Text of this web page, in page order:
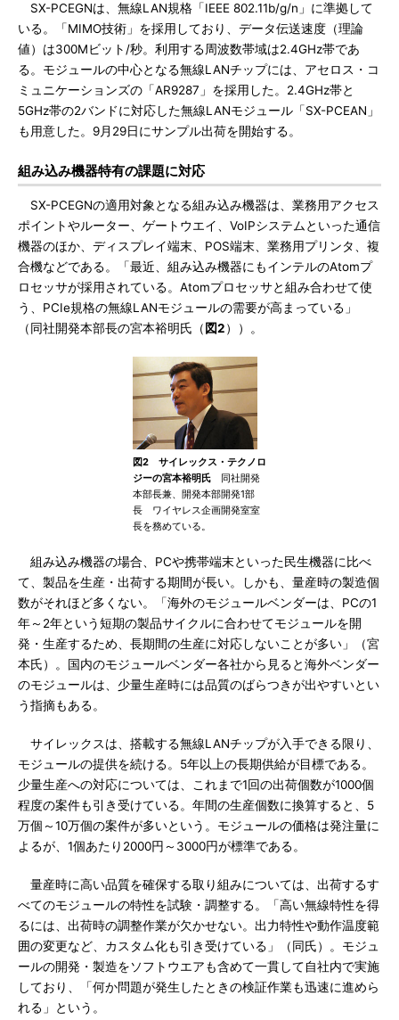
SX-PCEGNは、無線LAN規格「IEEE 802.11b/g/n」に準拠して
いる。「MIMO技術」を採用しており、データ伝送速度（理論
値）は300Mビット/秒。利用する周波数帯域は2.4GHz帯であ
る。モジュールの中心となる無線LANチップには、アセロス・コ
ミュニケーションズの「AR9287」を採用した。2.4GHz帯と
5GHz帯の2バンドに対応した無線LANモジュール「SX-PCEAN」
も用意した。9月29日にサンプル出荷を開始する。
組み込み機器特有の課題に対応
SX-PCEGNの適用対象となる組み込み機器は、業務用アクセス
ポイントやルーター、ゲートウエイ、VoIPシステムといった通信
機器のほか、ディスプレイ端末、POS端末、業務用プリンタ、複
合機などである。「最近、組み込み機器にもインテルのAtomプ
ロセッサが採用されている。Atomプロセッサと組み合わせて使
う、PCIe規格の無線LANモジュールの需要が高まっている」
（同社開発本部長の宮本裕明氏（ 図2））。
図2 サイレックス・テクノロ
ジーの宮本裕明氏 同社開発
本部長兼、開発本部開発1部
長 ワイヤレス企画開発室室
長を務めている。
組み込み機器の場合、PCや携帯端末といった民生機器に比べ
て、製品を生産・出荷する期間が長い。しかも、量産時の製造個
数がそれほど多くない。「海外のモジュールベンダーは、PCの1
年～2年という短期の製品サイクルに合わせてモジュールを開
発・生産するため、長期間の生産に対応しないことが多い」（宮
本氏）。国内のモジュールベンダー各社から見ると海外ベンダー
のモジュールは、少量生産時には品質のばらつきが出やすいとい
う指摘もある。
サイレックスは、搭載する無線LANチップが入手できる限り、
モジュールの提供を続ける。5年以上の長期供給が目標である。
少量生産への対応については、これまで1回の出荷個数が1000個
程度の案件も引き受けている。年間の生産個数に換算すると、5
万個～10万個の案件が多いという。モジュールの価格は発注量に
よるが、1個あたり2000円～3000円が標準である。
量産時に高い品質を確保する取り組みについては、出荷するす
べてのモジュールの特性を試験・調整する。「高い無線特性を得
るには、出荷時の調整作業が欠かせない。出力特性や動作温度範
囲の変更など、カスタム化も引き受けている」（同氏）。モジュ
ールの開発・製造をソフトウエアも含めて一貫して自社内で実施
しており、「何か問題が発生したときの検証作業も迅速に進めら
れる」という。